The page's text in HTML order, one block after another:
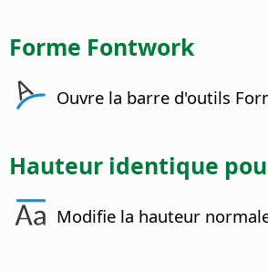
Forme Fontwork
Ouvre la barre d'outils
Hauteur identique
Modifie la hauteur